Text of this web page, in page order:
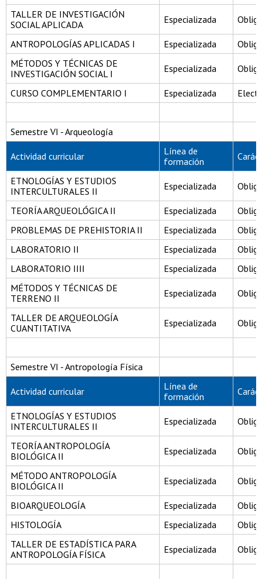
TALLER DE INVESTIGACIÓN
SOCIAL APLICADA
Especializada
ANTROPOLOGÍAS APLICADAS I Especializada
MÉTODOS Y TÉCNICAS DE
INVESTIGACIÓN SOCIAL I
Especializada
CURSO COMPLEMENTARIO I Especializada
Semestre VI - Arqueología
Actividad curricular
Línea de
formación
ETNOLOGÍAS Y ESTUDIOS
INTERCULTURALES II
Especializada
TEORÍA ARQUEOLÓGICA II Especializada
PROBLEMAS DE PREHISTORIA II
Especializada
LABORATORIO II
Especializada
LABORATORIO IIII
Especializada
MÉTODOS Y TÉCNICAS DE
TERRENO II
Especializada
TALLER DE ARQUEOLOGÍA
CUANTITATIVA
Especializada
Semestre VI - Antropología Física
Actividad curricular
Línea de
formación
ETNOLOGÍAS Y ESTUDIOS
INTERCULTURALES II
Especializada
TEORÍA ANTROPOLOGÍA
BIOLÓGICA II
Especializada
MÉTODO ANTROPOLOGÍA
BIOLÓGICA II
Especializada
BIOARQUEOLOGÍA Especializada
HISTOLOGÍA
Especializada
TALLER DE ESTADÍSTICA PARA
ANTROPOLOGÍA FÍSICA
Especializada